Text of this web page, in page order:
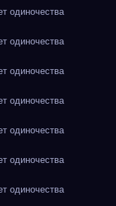
одиночества
одиночества
одиночества
одиночества
одиночества
одиночества
одиночества